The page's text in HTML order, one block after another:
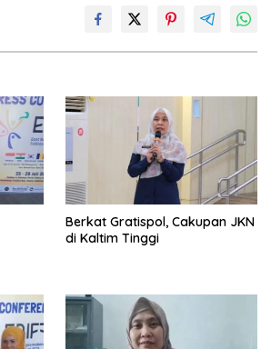
Berkat Gratispol, Cakupan JKN
di Kaltim Tinggi